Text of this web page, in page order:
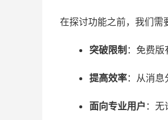
在探讨功能之前，我们需
突破限制 ：免费
提高效率：从消息
面向专业用户 ：无